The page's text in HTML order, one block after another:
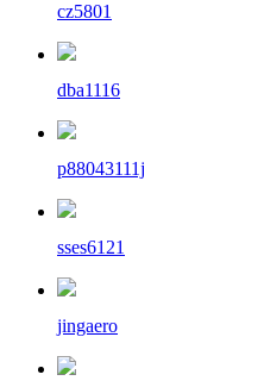
cz5801
dba1116
p88043111j
sses6121
jingaero